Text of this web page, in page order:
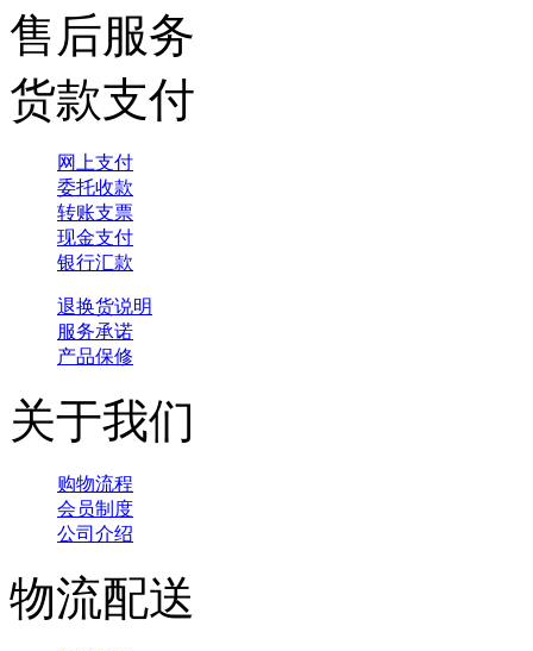
售后服务
货款支付
网上支付
委托收款
转账支票
现金支付
银行汇款
退换货说明
服务承诺
产品保修
关于我们
购物流程
会员制度
公司介绍
物流配送